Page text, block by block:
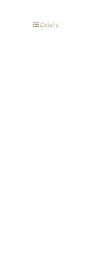
Détails